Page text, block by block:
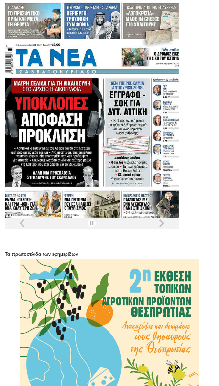
Τα πρωτοσέλιδα των εφημερίδων